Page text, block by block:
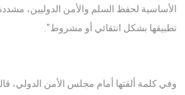
الأساسية لحفظ السلم والأمن الدوليين،
تطبيقها بشكل انتقائي أو مشروط".
وفي كلمة ألقتها أمام مجلس الأمن الدولي،